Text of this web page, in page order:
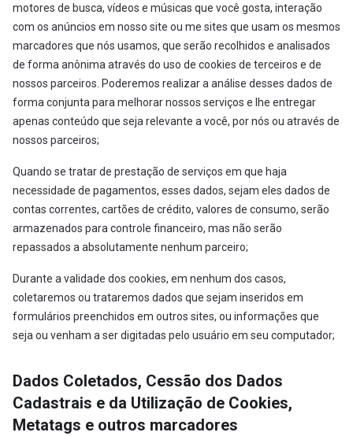
motores de busca, vídeos e músicas que você gosta, interação
com os anúncios em nosso site ou me sites que usam os mesmos
marcadores que nós usamos, que serão recolhidos e analisados
de forma anônima através do uso de cookies de terceiros e de
nossos parceiros. Poderemos realizar a análise desses dados de
forma conjunta para melhorar nossos serviços e lhe entregar
apenas conteúdo que seja relevante a você, por nós ou através de
nossos parceiros;
Quando se tratar de prestação de serviços em que haja
necessidade de pagamentos, esses dados, sejam eles dados de
contas correntes, cartões de crédito, valores de consumo, serão
armazenados para controle financeiro, mas não serão
repassados a absolutamente nenhum parceiro;
Durante a validade dos cookies, em nenhum dos casos,
coletaremos ou trataremos dados que sejam inseridos em
formulários preenchidos em outros sites, ou informações que
seja ou venham a ser digitadas pelo usuário em seu computador;
Dados Coletados, Cessão dos Dados
Cadastrais e da Utilização de Cookies,
Metatags e outros marcadores